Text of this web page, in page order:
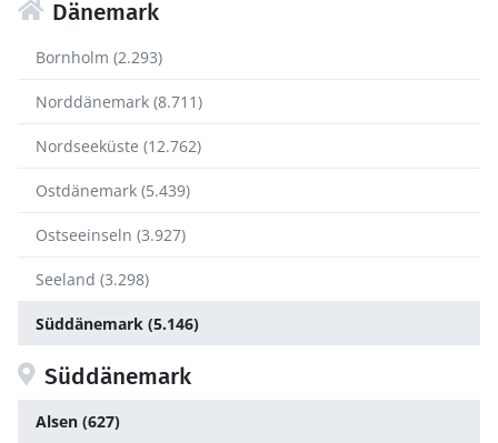
Dänemark
Bornholm (2.293)
Norddänemark (8.711)
Nordseeküste (12.762)
Ostdänemark (5.439)
Ostseeinseln (3.927)
Seeland (3.298)
Süddänemark (5.146)
Süddänemark
Alsen (627)